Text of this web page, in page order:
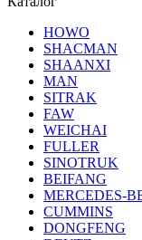
HOWO
SHACMAN
SHAANXI
MAN
SITRAK
FAW
WEICHAI
FULLER
SINOTRUK
BEIFANG
MERCEDES-
CUMMINS
DONGFENG